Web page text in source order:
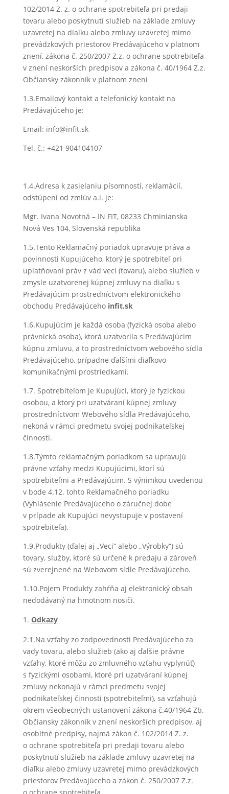
102/2014 Z. z. o ochrane spotrebiteľa pri predaji
tovaru alebo poskytnutí služieb na základe zmluvy
uzavretej na diaľku alebo zmluvy uzavretej mimo
prevádzkových priestorov Predávajúceho v platnom
znení, zákona č. 250/2007 Z.z. o ochrane spotrebiteľa
v znení neskorších predpisov a zákona č. 40/1964 Z.z.
Občiansky zákonník v platnom znení
1.3.Emailový kontakt a telefonický kontakt na
Predávajúceho je:
Email: info@infit.sk
Tel. č.: +421 904104107
1.4.Adresa k zasielaniu písomností, reklamácií,
odstúpení od zmlúv a.i. je:
Mgr. Ivana Novotná – IN FIT, 08233 Chminianska
Nová Ves 104, Slovenská republika
1.5.Tento Reklamačný poriadok upravuje práva a
povinnosti Kupujúceho, ktorý je spotrebiteľ pri
uplatňovaní práv z vád veci (tovaru), alebo služieb v
zmysle uzatvorenej kúpnej zmluvy na diaľku s
Predávajúcim prostredníctvom elektronického
obchodu Predávajúceho infit.sk
1.6.Kupujúcim je každá osoba (fyzická osoba alebo
právnická osoba), ktorá uzatvorila s Predávajúcim
kúpnu zmluvu, a to prostredníctvom webového sídla
Predávajúceho, prípadne ďalšími diaľkovo-
komunikačnými prostriedkami.
1.7. Spotrebiteľom je Kupujúci, ktorý je fyzickou
osobou, a ktorý pri uzatváraní kúpnej zmluvy
prostredníctvom Webového sídla Predávajúceho,
nekoná v rámci predmetu svojej podnikateľskej
činnosti.
1.8.Týmto reklamačným poriadkom sa upravujú
právne vzťahy medzi Kupujúcimi, ktorí sú
spotrebiteľmi a Predávajúcim. S výnimkou uvedenou
v bode 4.12. tohto Reklamačného poriadku
(Vyhlásenie Predávajúceho o záručnej dobe
v prípade ak Kupujúci nevystupuje v postavení
spotrebiteľa).
1.9.Produkty (ďalej aj „Veci“ alebo „Výrobky“) sú
tovary, služby, ktoré sú určené k predaju a zároveň
sú zverejnené na Webovom sídle Predávajúceho.
1.10.Pojem Produkty zahŕňa aj elektronický obsah
nedodávaný na hmotnom nosiči.
Odkazy
2.1.Na vzťahy zo zodpovednosti Predávajúceho za
vady tovaru, alebo služieb (ako aj ďalšie právne
vzťahy, ktoré môžu zo zmluvného vzťahu vyplynúť)
s fyzickými osobami, ktoré pri uzatváraní kúpnej
zmluvy nekonajú v rámci predmetu svojej
podnikateľskej činnosti (spotrebiteľmi), sa vzťahujú
okrem všeobecných ustanovení zákona č.40/1964 Zb.
Občiansky zákonník v znení neskorších predpisov, aj
osobitné predpisy, najmä zákon č. 102/2014 Z. z.
o ochrane spotrebiteľa pri predaji tovaru alebo
poskytnutí služieb na základe zmluvy uzavretej na
diaľku alebo zmluvy uzavretej mimo prevádzkových
priestorov Predávajúceho a zákon č. 250/2007 Z.z.